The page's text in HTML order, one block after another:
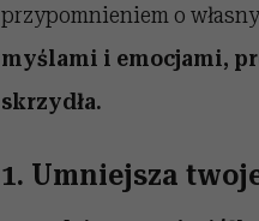
przypomnieniem o
myślami i emocjami,
skrzydła.
1. Umniejsza